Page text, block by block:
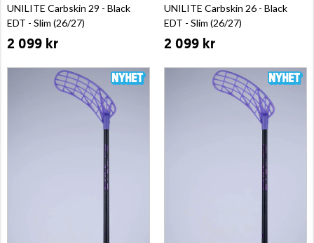
UNILITE Carbskin 29 - Black
EDT - Slim (26/27)
2 099 kr
UNILITE Carbskin 26 - Black
EDT - Slim (26/27)
2 099 kr